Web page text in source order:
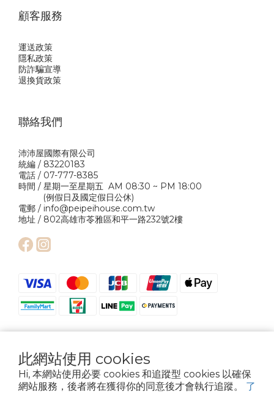
此網站使用 cookies
Hi, 本網站使用必要 cookies 和追蹤型 cookies 以確保
網站服務，後者將在獲得你的同意後才會執行追蹤。 了
顧客服務
運送政策
隱私政策
防詐騙宣導
退換貨政策
聯絡我們
沛沛屋國際有限公司
統編 / 83220183
電話 / 07-777-8385
時間 / 星期一至星期五 AM 08:30 ~ PM 18:00
(例假日及國定假日公休)
電郵 / info@peipeihouse.com.tw
地址 / 802高雄市苓雅區和平一路232號2樓
Copyright © 2024 Pei Pei House International Company Ltd. All Rights